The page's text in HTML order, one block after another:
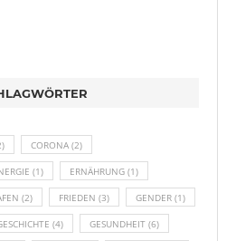
CORONA (2)
(1) ERNÄHRUNG (1)
(2) FRIEDEN (3) GENDER (1)
(4) GESUNDHEIT (6)